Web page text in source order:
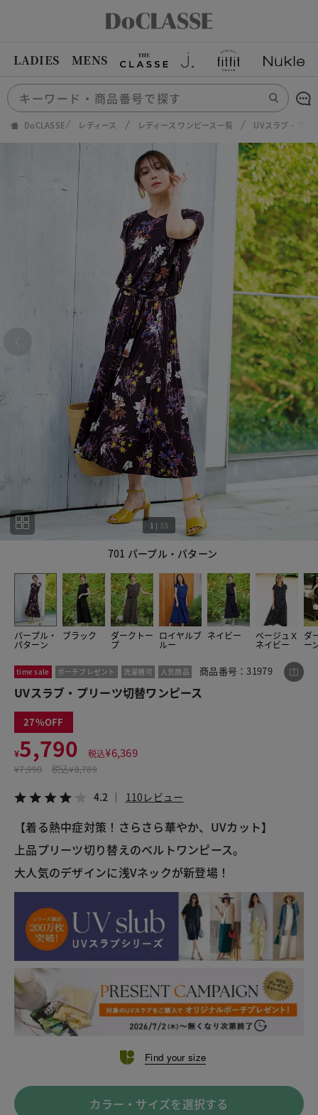
LADIES MENS
DoCLASSE レディース レディース ワンピース一覧 UVスラブ・プリ
701 パープル・パターン
1 | 33
パープル・
パターン
ブラック ダークトー
プ
ロイヤルブ
ルー
ネイビー ベージュＸ
ネイビー
ダ
ー
1 33
time sale ポーチプレゼント 洗濯機可 人気商品 商品番号：31979
UVスラブ・プリーツ切替ワンピース
27
¥5,790 税込¥6,369
¥7,990 税込¥8,789
4.2 110レビュー
【着る熱中症対策！さらさら華やか、UVカット】
上品プリーツ切り替えのベルトワンピース。
大人気のデザインに浅Vネックが新登場！
Find your size
カラー・サイズを選択する
この商品をシェアする
¥5,790
税込¥6,369
LINE X メール